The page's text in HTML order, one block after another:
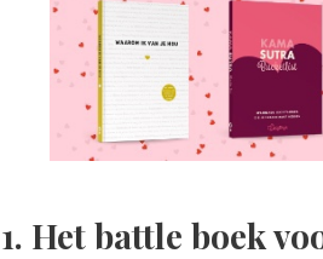
1. Het battle boek